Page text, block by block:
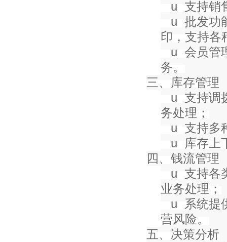
u 支持销
u 批发功
印，支持各
u 会员管
务。
三、库存管理
u 支持调
务处理；
u 支持多
u
库存上
四、钱流管理
u 支持各
业务处理；
u
系统提
营风险。
五、决策分析